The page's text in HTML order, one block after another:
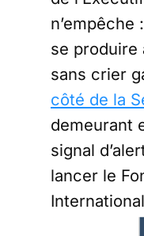
se produire
sans crier
côté de la
demeurant
signal
lancer le